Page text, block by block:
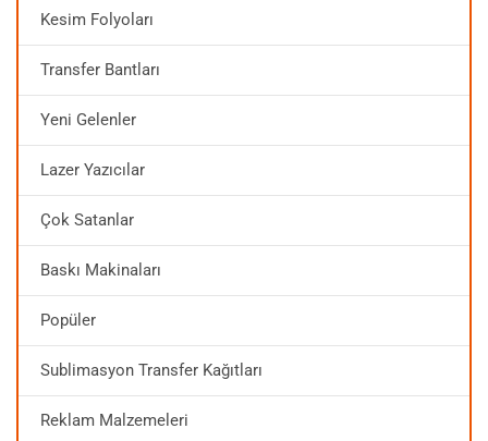
Kesim Folyoları
Transfer Bantları
Yeni Gelenler
Lazer Yazıcılar
Çok Satanlar
Baskı Makinaları
Popüler
Sublimasyon Transfer Kağıtları
Reklam Malzemeleri